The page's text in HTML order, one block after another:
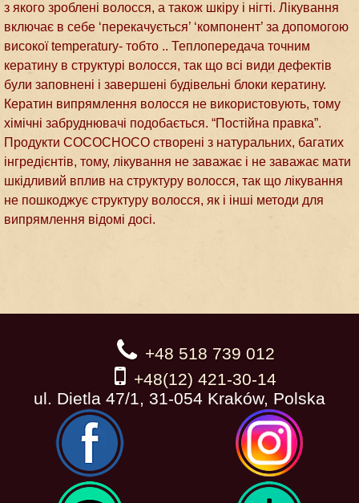
з якого зроблені волосся, а також шкіру і нігті. Лікування
включає в себе ‘перекачується’ ‘компонент’ за допомогою
високої temperatury- тобто .. Теплопередача точним
кератину в структурі волосся, так що всі види дефектів
були заповнені і завершені будівельні блоки кератину.
Кератин випрямлення волосся не використовують, тому
хімічні забруднювачі подобається. “Постійна правка”.
Продукти COCOCHOCO створені з натуральних, багатих
інгредієнтів, тому, лікування не заважає і не заважає мати
шкідливий вплив на структуру волосся, так що лікування
не пошкоджує структуру волосся, як і інші методи для
випрямлення відомі досі.
+48 518 739 012
+48(12) 421-30-14
ul. Dietla 47/1, 31-054 Kraków, Polska